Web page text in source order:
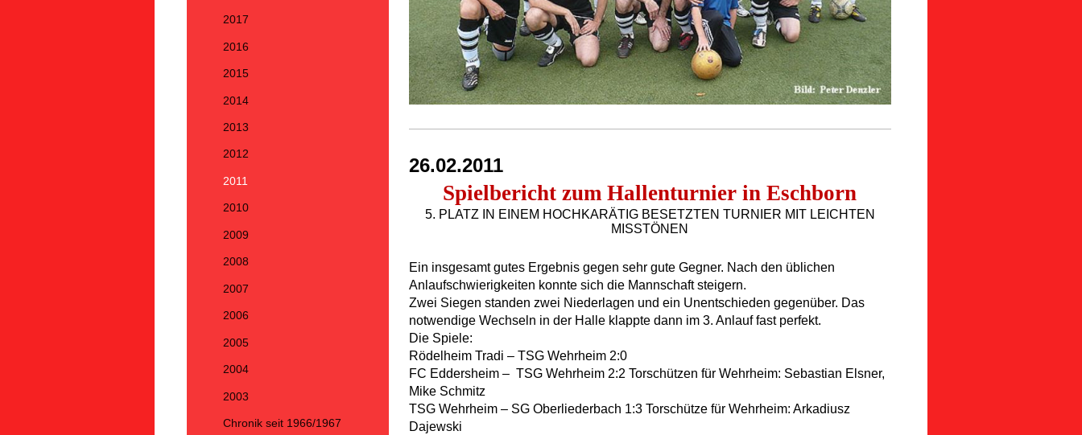
26.02.2011
Spielbericht zum Hallenturnier in Eschborn
5. PLATZ IN EINEM HOCHKARÄTIG BESETZTEN TURNIER MIT LEICHTEN
MISSTÖNEN
Ein insgesamt gutes Ergebnis gegen sehr gute Gegner. Nach den üblichen
Anlaufschwierigkeiten konnte sich die Mannschaft steigern.
Zwei Siegen standen zwei Niederlagen und ein Unentschieden gegenüber. Das
notwendige Wechseln in der Halle klappte dann im 3. Anlauf fast perfekt.
Die Spiele:
Rödelheim Tradi – TSG Wehrheim 2:0
FC Eddersheim –TSG Wehrheim 2:2 Torschützen für Wehrheim: Sebastian Elsner,
Mike Schmitz
TSG Wehrheim – SG Oberliederbach 1:3 Torschütze für Wehrheim: Arkadiusz
Dajewski
2017
2016
2015
2014
2013
2012
2011
2010
2009
2008
2007
2006
2005
2004
2003
Chronik seit 1966/1967